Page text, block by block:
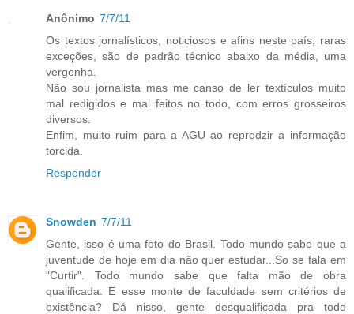
Anônimo 7/7/11
Os textos jornalísticos, noticiosos e afins neste país, raras
exceções, são de padrão técnico abaixo da média, uma
vergonha.
Não sou jornalista mas me canso de ler textículos muito
mal redigidos e mal feitos no todo, com erros grosseiros
diversos.
Enfim, muito ruim para a AGU ao reprodzir a informação
torcida.
Responder
Snowden 7/7/11
Gente, isso é uma foto do Brasil. Todo mundo sabe que a
juventude de hoje em dia não quer estudar...So se fala em
"Curtir". Todo mundo sabe que falta mão de obra
qualificada. E esse monte de faculdade sem critérios de
existência? Dá nisso, gente desqualificada pra todo